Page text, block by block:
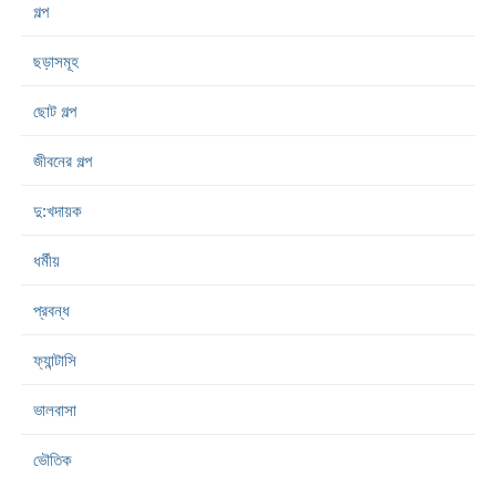
গল্প
ছড়াসমূহ
ছোট গল্প
জীবনের গল্প
দু:খদায়ক
ধর্মীয়
প্রবন্ধ
ফ্যান্টাসি
ভালবাসা
ভৌতিক